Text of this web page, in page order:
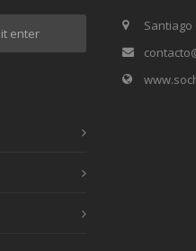
Santiago